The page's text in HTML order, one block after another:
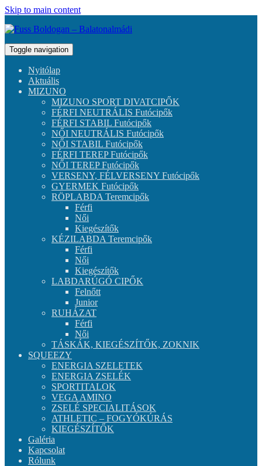
Skip to main content
Toggle navigation
Nyitólap
Aktuális
MIZUNO
MIZUNO SPORT DIVATCIPŐK
FÉRFI NEUTRÁLIS Futócipők
FÉRFI STABIL Futócipők
NŐI NEUTRÁLIS Futócipők
NŐI STABIL Futócipők
FÉRFI TEREP Futócipők
NŐI TEREP Futócipők
VERSENY, FÉLVERSENY Futócipők
GYERMEK Futócipők
RÖPLABDA Teremcipők
Férfi
Női
Kiegészítők
KÉZILABDA Teremcipők
Férfi
Női
Kiegészítők
LABDARÚGÓ CIPŐK
Felnőtt
Junior
RUHÁZAT
Férfi
Női
TÁSKÁK, KIEGÉSZÍTŐK, ZOKNIK
SQUEEZY
ENERGIA SZELETEK
ENERGIA ZSELÉK
SPORTITALOK
VEGA AMINO
ZSELÉ SPECIALITÁSOK
ATHLETIC – FOGYÓKÚRÁS
KIEGÉSZÍTŐK
Galéria
Kapcsolat
Rólunk